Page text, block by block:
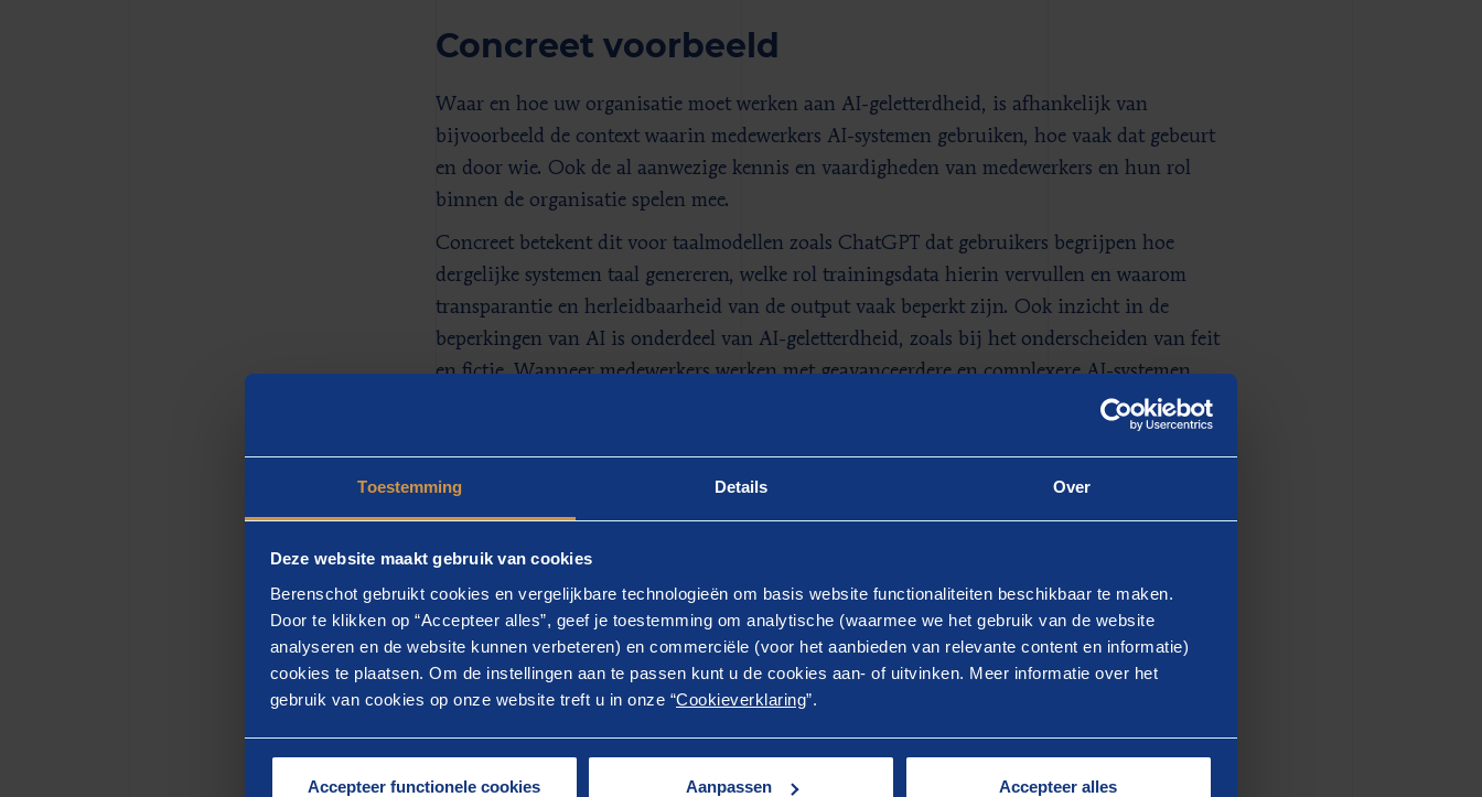
Toestemming Details Over
Deze website maakt gebruik van cookies
Berenschot gebruikt cookies en vergelijkbare technologieën om basis website functionaliteiten beschikbaar te maken.
Door te klikken op “Accepteer alles”, geef je toestemming om analytische (waarmee we het gebruik van de website
analyseren en de website kunnen verbeteren) en commerciële (voor het aanbieden van relevante content en informatie)
cookies te plaatsen. Om de instellingen aan te passen kunt u de cookies aan- of uitvinken. Meer informatie over het
gebruik van cookies op onze website treft u in onze “Cookieverklaring”.
Accepteer functionele cookies Aanpassen Accepteer alles
Concreet voorbeeld
Waar en hoe uw organisatie moet werken aan AI-geletterdheid, is afhankelijk van
bijvoorbeeld de context waarin medewerkers AI-systemen gebruiken, hoe vaak dat gebeurt
en door wie. Ook de al aanwezige kennis en vaardigheden van medewerkers en hun rol
binnen de organisatie spelen mee.
Concreet betekent dit voor taalmodellen zoals ChatGPT dat gebruikers begrijpen hoe
dergelijke systemen taal genereren, welke rol trainingsdata hierin vervullen en waarom
transparantie en herleidbaarheid van de output vaak beperkt zijn. Ook inzicht in de
beperkingen van AI is onderdeel van AI-geletterdheid, zoals bij het onderscheiden van feit
en fictie. Wanneer medewerkers werken met geavanceerdere en complexere AI-systemen,
bijvoorbeeld voor de opsporing van fraude, dan dienen zij ook op een veel hoger niveau
Welke stappen moet u nu zetten?
Het doel van Artikel 4 van de AI-verordening is dat elke organisatie bepaalt wat een
passend kennisniveau is én ervoor zorgt dat alle medewerkers aan dat niveau voldoen. De
Autoriteit Persoonsgegevens, coördinerend algoritmetoezichthouder in Nederland,
adviseert organisaties dan ook om direct aan de slag te gaan met AI-geletterdheid om
aard te zijn. Eenmalige ingrepen of leerinterventies zijn een goed startpunt, maar